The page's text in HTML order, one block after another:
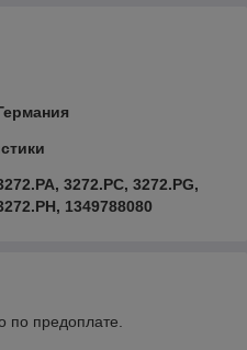
3272.PC, 3272.PG,
1349788080
по предоплате.